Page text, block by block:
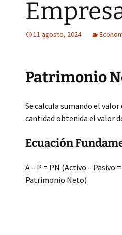
11 agosto, 2024
Patrimonio
Se calcula sumando el
cantidad obtenida el valor
Ecuación
A – P = PN (Activo – Pasivo =
Patrimonio Neto)